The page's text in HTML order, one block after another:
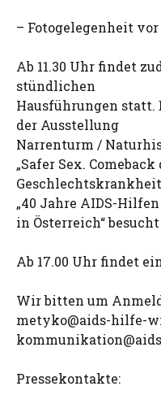
– Fotogelegenheit vor
Ab 11.30 Uhr findet
stündlichen
Hausführungen statt.
der Ausstellung
Narrenturm /
„Safer Sex. Comeback
„40 Jahre AIDS-Hilfen
in Österreich“
Ab 17.00 Uhr findet
Wir bitten um
metyko@aids-hilfe-
Pressekontakte: